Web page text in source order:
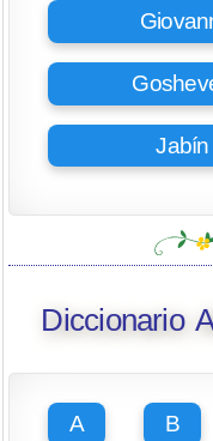
Jabín
Diccionario
A B